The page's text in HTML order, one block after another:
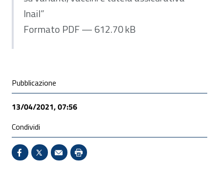
Inail”
Formato PDF — 612.70 kB
Condivisione social
Pubblicazione
13/04/2021, 07:56
Condividi
Condividi su Facebook - Sito esterno - Apertura in
X - Sito esterno - Apertura in nuova finestra
Invio Mail: apre il programma di posta
Stampa pagina: scelta meno